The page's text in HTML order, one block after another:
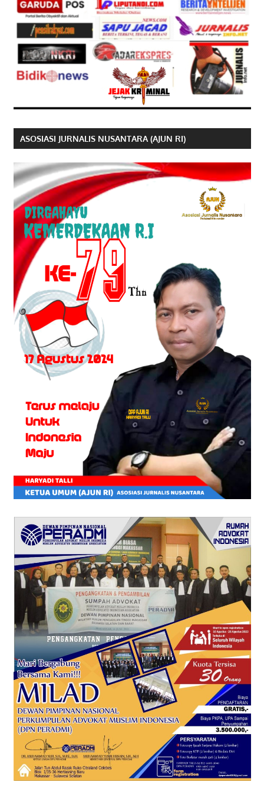
ASOSIASI JURNALIS NUSANTARA (AJUN RI)